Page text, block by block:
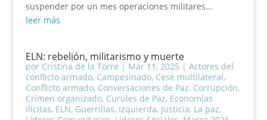
suspender por un mes operaciones militares...
leer más
ELN: rebelión, militarismo y muerte
por Cristina de la Torre | Mar 11, 2025 | Actores del
conflicto armado, Campesinado, Cese multilateral,
Conflicto armado, Conversaciones de Paz, Corrupción,
Crímen organizado, Curules de Paz, Economías
ilícitas, ELN, Guerrillas, Izquierda, Justicia, La paz,